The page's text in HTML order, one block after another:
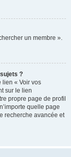
un membre ».
?
lien « Voir vos
sur le lien
propre page de profil
quelle page
recherche avancée et